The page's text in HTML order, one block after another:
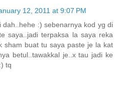
12, 2011 at 9:07 PM
dah..hehe :) sebenarnya kod yg di
saya..jadi terpaksa la saya reka
sham buat tu saya paste je la kat
betul..tawakkal je..x tau jadi ke
tq